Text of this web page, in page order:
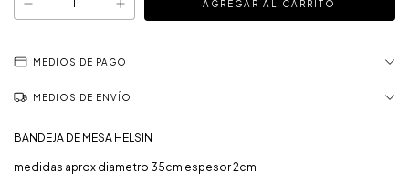
MEDIOS DE PAGO
MEDIOS DE ENVÍO
BANDEJA DE MESA HELSIN
medidas aprox diametro 35cm espesor 2cm